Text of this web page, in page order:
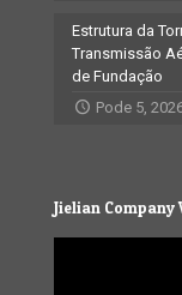
Estrutura da
Transmissão
de Fundação
Pode 5,
Jielian Company